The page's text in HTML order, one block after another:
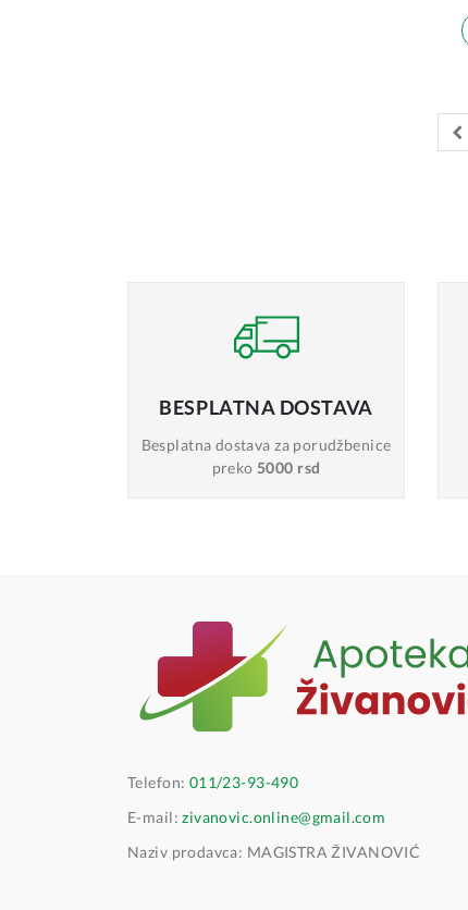
BESPLATNA DOSTAVA
Besplatna dostavaza porudžbenice
preko 5000 rsd
Telefon: 011/23-93-490
E-mail:zivanovic.online@gmail.com
Naziv prodavca: MAGISTRA ŽIVANOVIĆ